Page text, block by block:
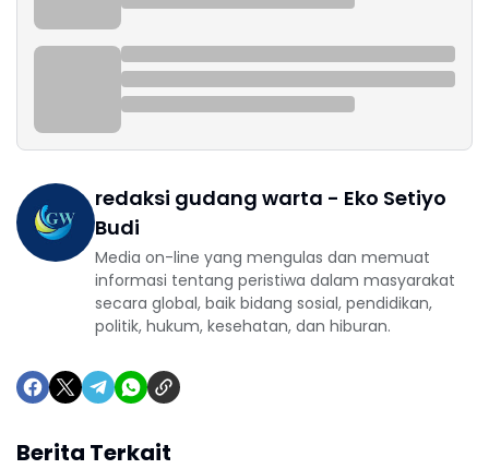
redaksi gudang warta - Eko Setiyo
Budi
Media on-line yang mengulas dan memuat
informasi tentang peristiwa dalam masyarakat
secara global, baik bidang sosial, pendidikan,
politik, hukum, kesehatan, dan hiburan.
Berita Terkait